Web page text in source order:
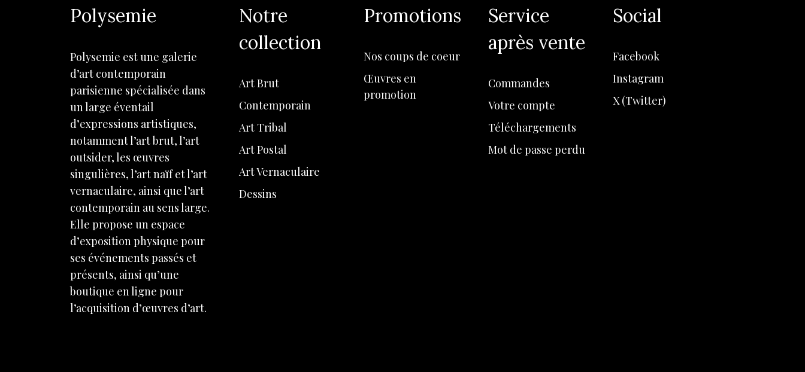
Polysemie
Polysemie est une galerie
d’art contemporain
parisienne spécialisée dans
un large éventail
d’expressions artistiques,
notamment l’art brut, l’art
outsider, les œuvres
singulières, l’art naïf et l’art
vernaculaire, ainsi que l’art
contemporain au sens large.
Elle propose un espace
d’exposition physique pour
ses événements passés et
présents, ainsi qu’une
boutique en ligne pour
l’acquisition d’œuvres d’art.
Notre
collection
Art Brut
Contemporain
Art Tribal
Art Postal
Art Vernaculaire
Dessins
Promotions
Nos coups de coeur
Œuvres en
promotion
Service
après vente
Commandes
Votre compte
Téléchargements
Mot de passe perdu
Social
Facebook
Instagram
X (Twitter)